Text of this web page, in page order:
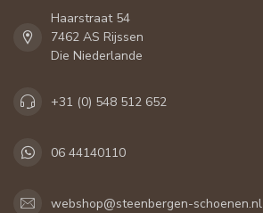
Haarstraat 54
7462 AS Rijssen
Die Niederlande
+31 (0) 548 512 652
06 44140110
webshop@steenbergen-schoenen.nl